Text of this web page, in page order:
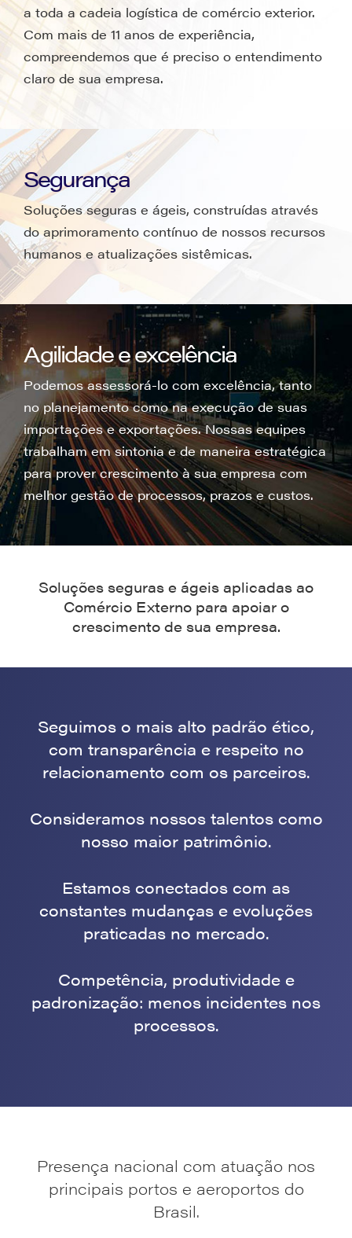
a toda a cadeia logística de comércio exterior.
Com mais de 11 anos de experiência,
compreendemos que é preciso o entendimento
claro de sua empresa.
Segurança
Soluções seguras e ágeis, construídas através
do aprimoramento contínuo de nossos recursos
humanos e atualizações sistêmicas.
Agilidade e excelência
Podemos assessorá-lo com excelência, tanto
no planejamento como na execução de suas
importações e exportações. Nossas equipes
trabalham em sintonia e de maneira estratégica
para prover crescimento à sua empresa com
melhor gestão de processos, prazos e custos.
Soluções seguras e ágeis aplicadas ao
Comércio Externo para apoiar o
crescimento de sua empresa.
Seguimos o mais alto padrão ético,
com transparência e respeito no
relacionamento com os parceiros.
Consideramos nossos talentos como
nosso maior patrimônio.
Estamos conectados com as
constantes mudanças e evoluções
praticadas no mercado.
Competência, produtividade e
padronização: menos incidentes nos
processos.
Presença nacional com atuação nos
principais portos e aeroportos do
Brasil.